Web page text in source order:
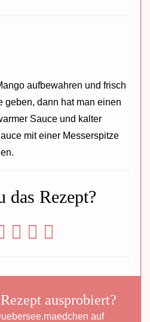
aufbewahren und frisch
geben, dann hat man einen
Sauce und kalter
mit einer Messerspitze
das Rezept?
ausprobiert?
auf